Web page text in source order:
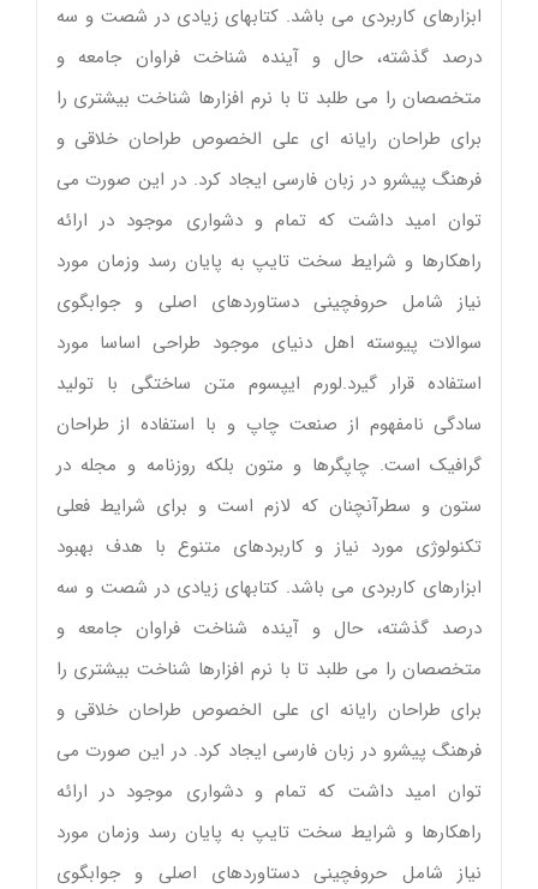
ابزارهای کاربردی می باشد. کتابهای زیادی در شصت و سه
درصد گذشته، حال و آینده شناخت فراوان جامعه و
متخصصان را می طلبد تا با نرم افزارها شناخت بیشتری را
برای طراحان رایانه ای علی الخصوص طراحان خلاقی و
فرهنگ پیشرو در زبان فارسی ایجاد کرد. در این صورت می
توان امید داشت که تمام و دشواری موجود در ارائه
راهکارها و شرایط سخت تایپ به پایان رسد وزمان مورد
نیاز شامل حروفچینی دستاوردهای اصلی و جوابگوی
سوالات پیوسته اهل دنیای موجود طراحی اساسا مورد
استفاده قرار گیرد.لورم ایپسوم متن ساختگی با تولید
سادگی نامفهوم از صنعت چاپ و با استفاده از طراحان
گرافیک است. چاپگرها و متون بلکه روزنامه و مجله در
ستون و سطرآنچنان که لازم است و برای شرایط فعلی
تکنولوژی مورد نیاز و کاربردهای متنوع با هدف بهبود
ابزارهای کاربردی می باشد. کتابهای زیادی در شصت و سه
درصد گذشته، حال و آینده شناخت فراوان جامعه و
متخصصان را می طلبد تا با نرم افزارها شناخت بیشتری را
برای طراحان رایانه ای علی الخصوص طراحان خلاقی و
فرهنگ پیشرو در زبان فارسی ایجاد کرد. در این صورت می
توان امید داشت که تمام و دشواری موجود در ارائه
راهکارها و شرایط سخت تایپ به پایان رسد وزمان مورد
نیاز شامل حروفچینی دستاوردهای اصلی و جوابگوی